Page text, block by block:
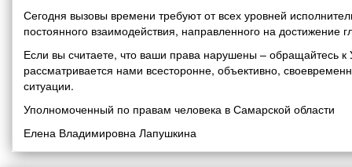
Сегодня вызовы времени требуют от всех уровней
постоянного взаимодействия, направленного на
Если вы считаете, что ваши права нарушены – обращайтесь
рассматривается нами всесторонне, объективно,
ситуации.
Уполномоченный по правам человека в Самарской области
Елена Владимировна Лапушкина